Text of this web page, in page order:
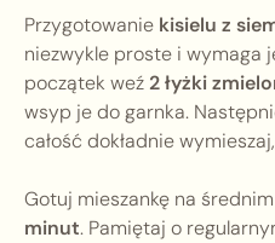
Przygotowanie kisielu z
niezwykle proste i wymaga
początek weź2 łyżki
wsyp je do garnka.
całość dokładnie
Gotuj mieszankę na
minut. Pamiętaj o